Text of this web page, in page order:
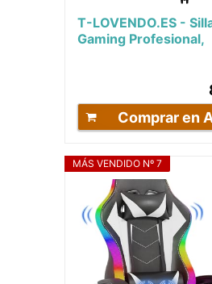
T-LOVENDO.ES -
Gaming Profesional,
Comprar en
MÁS VENDIDO Nº 7